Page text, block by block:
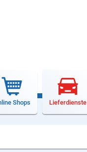
Shops Lieferdienste